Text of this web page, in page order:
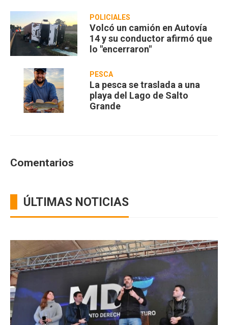
POLICIALES
Volcó un camión en Autovía
14 y su conductor afirmó que
lo "encerraron"
PESCA
La pesca se traslada a una
playa del Lago de Salto
Grande
Comentarios
ÚLTIMAS NOTICIAS